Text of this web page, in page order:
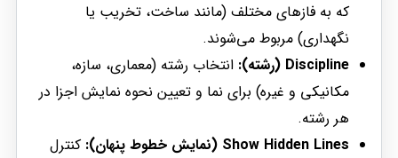
که به فازهای مختلف (مانند ساخت، تخریب یا
نگهداری) مربوط می‌شوند.
Discipline (رشته):
انتخاب رشته (معماری، سازه،
مکانیکی و غیره) برای نما و تعیین نحوه نمایش اجزا در
هر رشته.
Show Hidden Lines (نمایش خطوط پنهان):
کنترل